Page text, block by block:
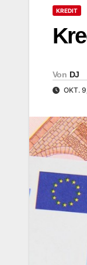
KREDIT
Von DJ
OKT.